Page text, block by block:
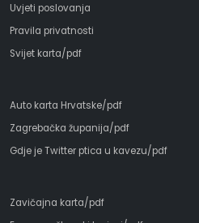
Uvjeti poslovanja
Pravila privatnosti
Svijet karta/pdf
Auto karta Hrvatske/pdf
Zagrebačka županija/pdf
Gdje je Twitter ptica u kavezu/pdf
Zavičajna karta/pdf